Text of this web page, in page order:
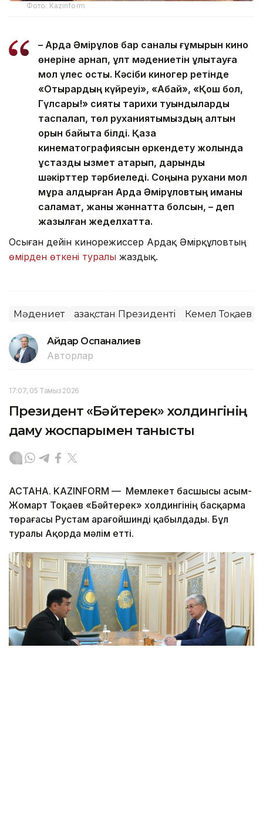
Фото: Kazinform
– Ардақ Әмірқұлов бар саналы ғұмырын кино
өнеріне арнап, ұлт мәдениетін ұлықтауға
мол үлес қосты. Кәсіби киногер ретінде
«Отырардың күйреуі», «Абай», «Қош бол,
Гүлсары!» сияқты тарихи туындыларды
таспалап, төл руханиятымыздың алтын
қорын байыта білді. Қазақ
кинематографиясын өркендету жолында
ұстаздық қызмет атқарып, дарынды
шәкірттер тәрбиеледі. Соңына рухани мол
мұра қалдырған Ардақ Әмірқұловтың иманы
саламат, жаны жәннатта болсын, – деп
жазылған жеделхатта.
Осыған дейін кинорежиссер Ардақ Әмірқұловтың
өмірден өткені туралы жаздық.
Мәдениет Қазақстан Президенті Кемел Тоқаев
Айдар Оспаналиев
Авторлар
17:07, 05 Тамыз 2026
Президент «Бәйтерек» холдингінің
даму жоспарымен танысты
АСТАНА. KAZINFORM — Мемлекет басшысы Қасым-
Жомарт Тоқаев «Бәйтерек» холдингінің басқарма
төрағасы Рустам Қарағойшинді қабылдады. Бұл
туралы Ақорда мәлім етті.